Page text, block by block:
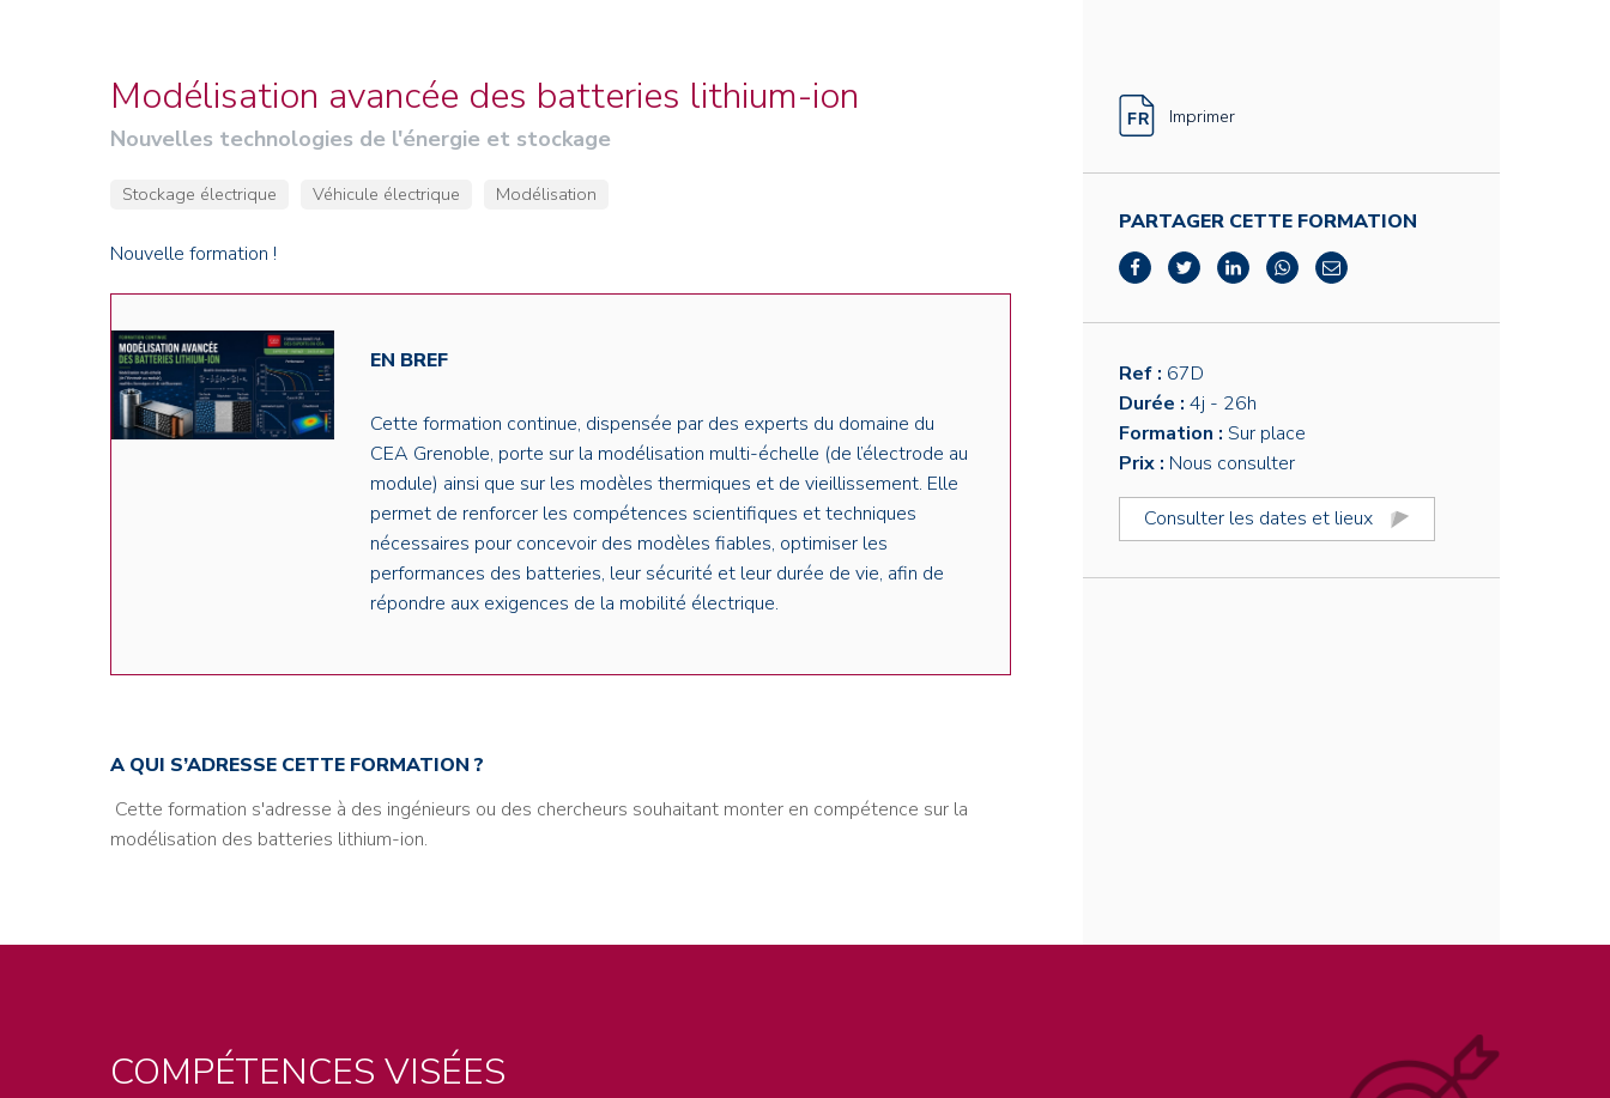
Modélisation avancée des batteries lithium-ion
Nouvelles technologies de l'énergie et stockage
Stockage électrique Véhicule électrique Modélisation
Nouvelle formation !
EN BREF
Cette formation continue, dispensée par des experts du domaine du
CEA Grenoble, porte sur la modélisation multi-échelle (de l’électrode au
module) ainsi que sur les modèles thermiques et de vieillissement. Elle
permet de renforcer les compétences scientifiques et techniques
nécessaires pour concevoir des modèles fiables, optimiser les
performances des batteries, leur sécurité et leur durée de vie, afin de
répondre aux exigences de la mobilité électrique.
A QUI S’ADRESSE CETTE FORMATION ?
Cette formation s'adresse à des ingénieurs ou des chercheurs souhaitant monter en compétence sur la
modélisation des batteries lithium-ion.
Imprimer
PARTAGER CETTE FORMATION
Ref : 67D
Durée : 4j - 26h
Formation : Sur place
Prix : Nous consulter
Consulter les dates et lieux
COMPÉTENCES VISÉES